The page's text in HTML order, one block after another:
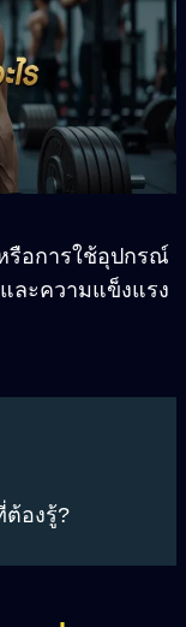
รือการใช้อุปกรณ์
ละความแข็งแรง
ต้องรู้?